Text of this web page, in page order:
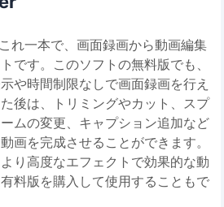
れ一本で、画面録画から動画編集
です。このソフトの無料版でも、
や時間制限なしで画面録画を行え
後は、トリミングやカット、スプ
ムの変更、キャプション追加など
画を完成させることができます。
り高度なエフェクトで効果的な動
料版を購入して使用することもで